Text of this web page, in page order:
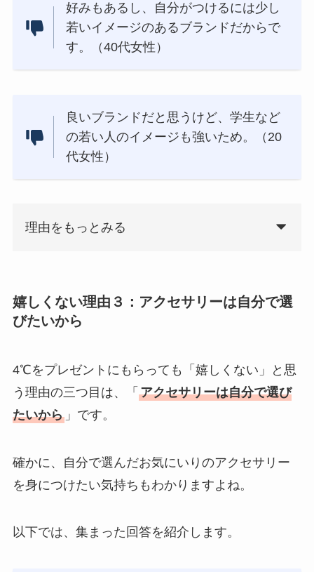
好みもあるし、自分がつけるには少し
若いイメージのあるブランドだからで
す。（40代女性）
良いブランドだと思うけど、学生など
の若い人のイメージも強いため。（20
代女性）
理由をもっとみる
嬉しくない理由３：アクセサリーは自分で選
びたいから
4℃をプレゼントにもらっても「嬉しくない」と思
う理由の三つ目は、「 アクセサリーは自分で選び
たいから」です。
確かに、自分で選んだお気にいりのアクセサリー
を身につけたい気持ちもわかりますよね。
以下では、集まった回答を紹介します。